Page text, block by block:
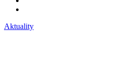
Aktuality